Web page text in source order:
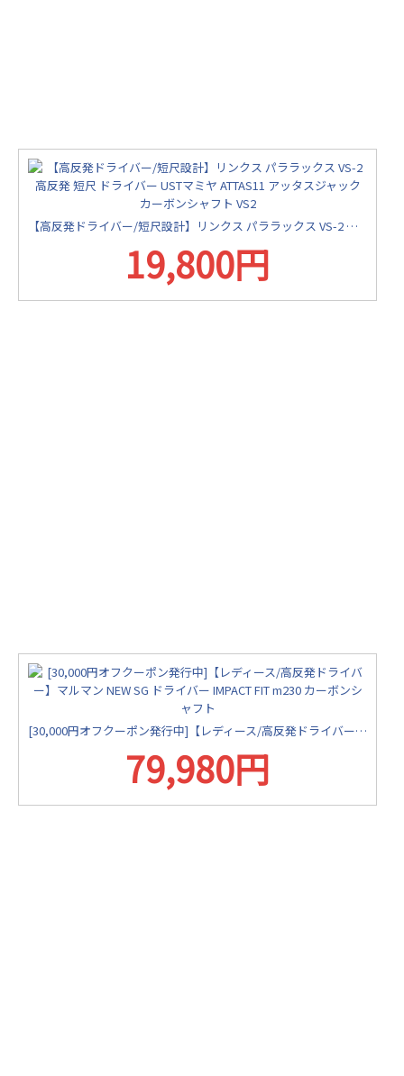
【高反発ドライバー/短尺設計】リンクス パララックス VS-2 高反発 短尺 ドライバー USTマミヤ ATTAS11 アッタスジャック カーボンシャフト VS2
19,800円
[30,000円オフクーポン発行中]【レディース/高反発ドライバー】マルマン NEW SG ドライバー IMPACT FIT m230 カーボンシャフト
79,980円